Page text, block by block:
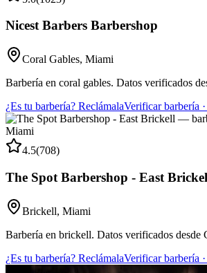
Nicest Barbers Barbershop
Coral Gables, Miami
Barbería en coral gables. Datos verificados
¿Es tu barbería? ReclámalaVerificar barbería
4.5(708)
The Spot Barbershop - East
Brickell, Miami
Barbería en brickell. Datos verificados desde
¿Es tu barbería? ReclámalaVerificar barbería